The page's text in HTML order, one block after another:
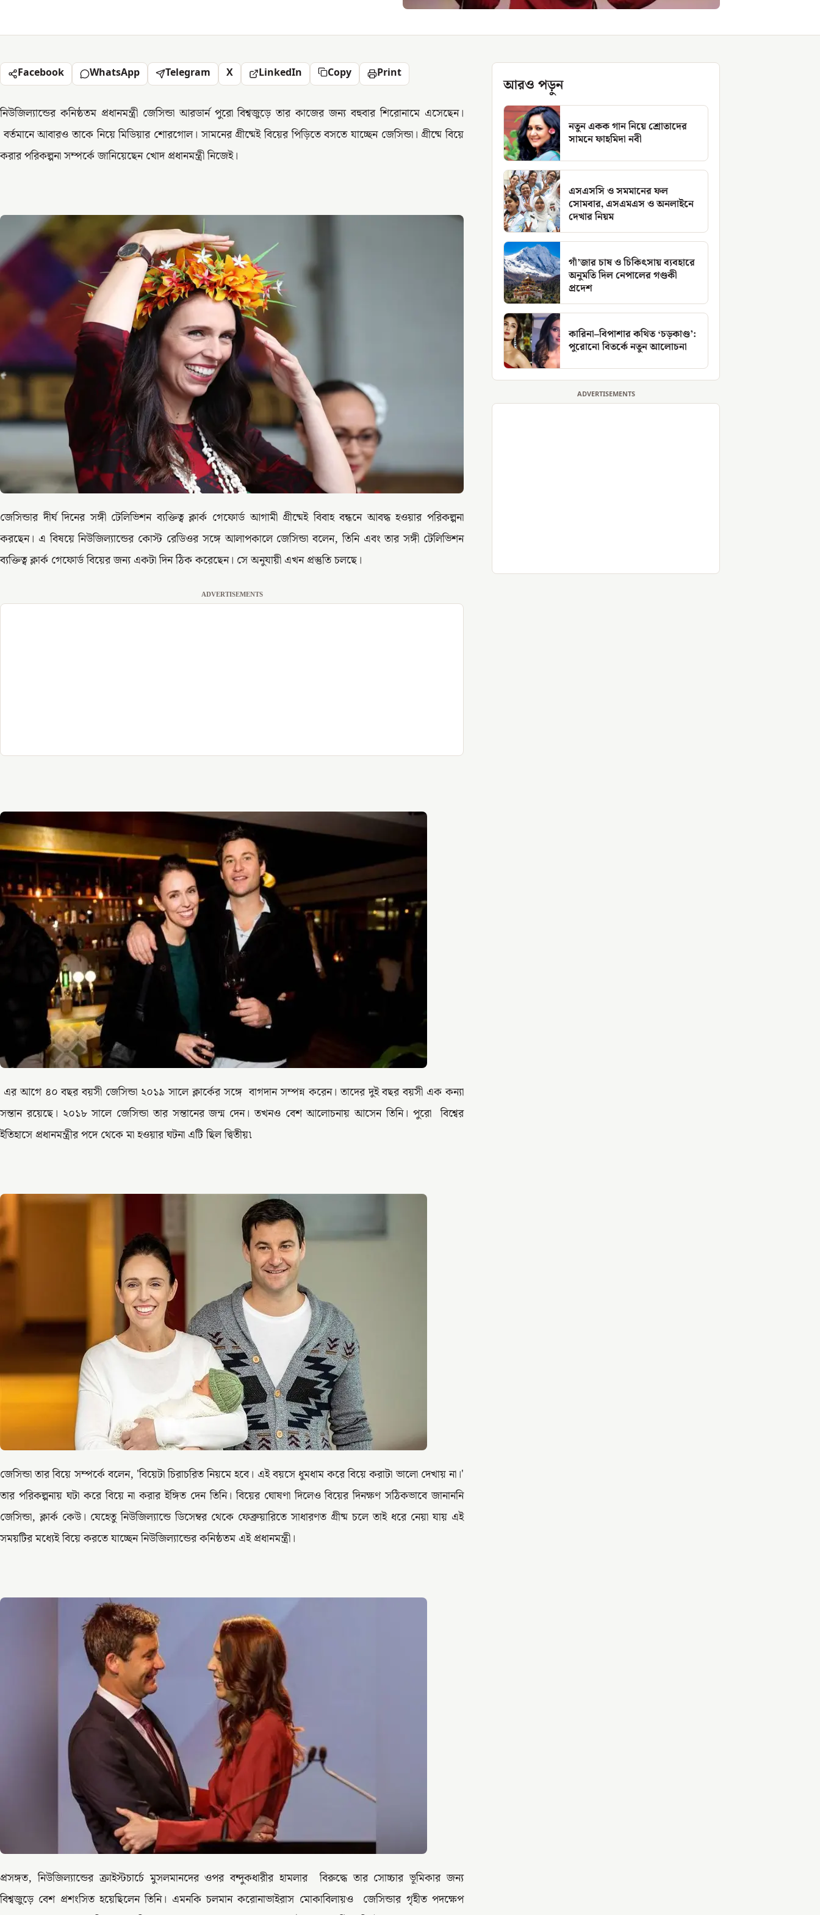
Facebook WhatsApp Telegram X LinkedIn Copy Print
নিউজিল্যান্ডের কনিষ্ঠতম প্রধানমন্ত্রী জেসিন্ডা আরডার্ন পুরো বিশ্বজুড়ে তার কাজের জন্য বহুবার শিরোনামে এসেছেন।
বর্তমানে আবারও তাকে নিয়ে মিডিয়ার শোরগোল। সামনের গ্রীষ্মেই বিয়ের পিড়িতে বসতে যাচ্ছেন জেসিন্ডা। গ্রীষ্মে বিয়ে
করার পরিকল্পনা সম্পর্কে জানিয়েছেন খোদ প্রধানমন্ত্রী নিজেই।
জেসিন্ডার দীর্ঘ দিনের সঙ্গী টেলিভিশন ব্যক্তিত্ব ক্লার্ক গেফোর্ড আগামী গ্রীষ্মেই বিবাহ বন্ধনে আবদ্ধ হওয়ার পরিকল্পনা
করছেন। এ বিষয়ে নিউজিল্যান্ডের কোস্ট রেডিওর সঙ্গে আলাপকালে জেসিন্ডা বলেন, তিনি এবং তার সঙ্গী টেলিভিশন
ব্যক্তিত্ব ক্লার্ক গেফোর্ড বিয়ের জন্য একটা দিন ঠিক করেছেন। সে অনুযায়ী এখন প্রস্তুতি চলছে।
ADVERTISEMENTS
এর আগে ৪০ বছর বয়সী জেসিন্ডা ২০১৯ সালে ক্লার্কের সঙ্গে বাগদান সম্পন্ন করেন। তাদের দুই বছর বয়সী এক কন্যা
সন্তান রয়েছে। ২০১৮ সালে জেসিন্ডা তার সন্তানের জন্ম দেন। তখনও বেশ আলোচনায় আসেন তিনি। পুরো বিশ্বের
ইতিহাসে প্রধানমন্ত্রীর পদে থেকে মা হওয়ার ঘটনা এটি ছিল দ্বিতীয়৷
জেসিন্ডা তার বিয়ে সম্পর্কে বলেন, 'বিয়েটা চিরাচরিত নিয়মে হবে। এই বয়সে ধুমধাম করে বিয়ে করাটা ভালো দেখায় না।'
তার পরিকল্পনায় ঘটা করে বিয়ে না করার ইঙ্গিত দেন তিনি। বিয়ের ঘোষণা দিলেও বিয়ের দিনক্ষণ সঠিকভাবে জানাননি
জেসিন্ডা, ক্লার্ক কেউ। যেহেতু নিউজিল্যান্ডে ডিসেম্বর থেকে ফেব্রুয়ারিতে সাধারণত গ্রীষ্ম চলে তাই ধরে নেয়া যায় এই
সময়টির মধ্যেই বিয়ে করতে যাচ্ছেন নিউজিল্যান্ডের কনিষ্ঠতম এই প্রধানমন্ত্রী।
প্রসঙ্গত, নিউজিল্যান্ডের ক্রাইস্টচার্চে মুসলমানদের ওপর বন্দুকধারীর হামলার বিরুদ্ধে তার সোচ্চার ভূমিকার জন্য
বিশ্বজুড়ে বেশ প্রশংসিত হয়েছিলেন তিনি। এমনকি চলমান করোনাভাইরাস মোকাবিলায়ও জেসিন্ডার গৃহীত পদক্ষেপ
আরও পড়ুন
নতুন একক গান নিয়ে শ্রোতাদের
সামনে ফাহমিদা নবী
এসএসসি ও সমমানের ফল
সোমবার, এসএমএস ও অনলাইনে
দেখার নিয়ম
গাঁ’জার চাষ ও চিকিৎসায় ব্যবহারে
অনুমতি দিল নেপালের গণ্ডকী
প্রদেশ
কারিনা–বিপাশার কথিত ‘চড়কাণ্ড’:
পুরোনো বিতর্কে নতুন আলোচনা
ADVERTISEMENTS